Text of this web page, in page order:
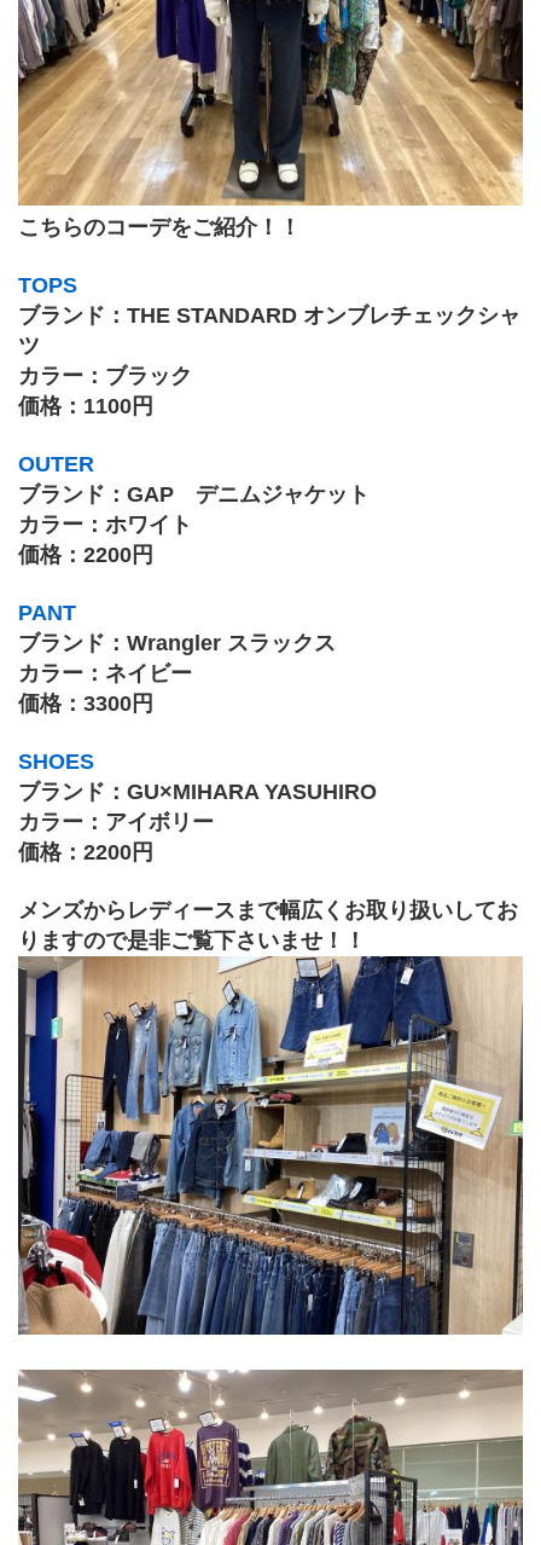
こちらのコーデをご紹介！！
TOPS
ブランド：THE STANDARD オンブレチェックシャ
ツ
カラー：ブラック
価格：1100円
OUTER
ブランド：GAP　デニムジャケット
カラー：ホワイト
価格：2200円
PANT
ブランド：Wrangler スラックス
カラー：ネイビー
価格：3300円
SHOES
ブランド：GU×MIHARA YASUHIRO
カラー：アイボリー
価格：2200円
メンズからレディースまで幅広くお取り扱いしてお
りますので是非ご覧下さいませ！！